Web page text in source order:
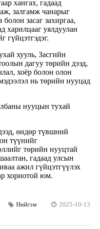
хангах, гадаад
залгамж чанарыг
засаг захиргаа,
харилцааг уялдуулан
гүйцэтгэдэг.
хууль, Засгийн
дагуу төрийн дээд,
хоёр болон олон
нь төрийн нууцад
нууцын тухай
өндөр түвшний
түүнийг
төрийн нууцтай
гадаад улсын
ажил гүйцэтгүүлэх
хориотой юм.
Нийгэм 2025-10-13